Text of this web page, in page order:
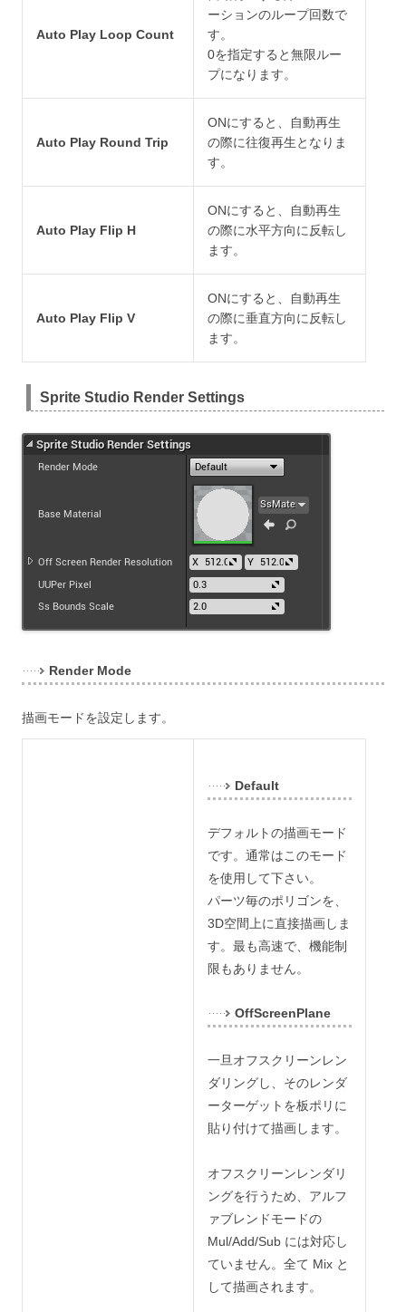
Auto Play Loop Count
ーションのループ回数で
す。
0を指定すると無限ルー
プになります。
Auto Play Round Trip
ONにすると、自動再生
の際に往復再生となりま
す。
Auto Play Flip H
ONにすると、自動再生
の際に水平方向に反転し
ます。
Auto Play Flip V
ONにすると、自動再生
の際に垂直方向に反転し
ます。
Sprite Studio Render Settings
Render Mode
描画モードを設定します。
Default
デフォルトの描画モード
です。通常はこのモード
を使用して下さい。
パーツ毎のポリゴンを、
3D空間上に直接描画しま
す。最も高速で、機能制
限もありません。
OffScreenPlane
一旦オフスクリーンレン
ダリングし、そのレンダ
ーターゲットを板ポリに
貼り付けて描画します。
オフスクリーンレンダリ
ングを行うため、アルフ
ァブレンドモードの
Mul/Add/Sub には対応し
ていません。全て Mix と
して描画されます。